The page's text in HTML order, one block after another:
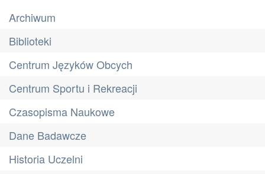
Archiwum
Biblioteki
Centrum Języków Obcych
Centrum Sportu i Rekreacji
Czasopisma Naukowe
Dane Badawcze
Historia Uczelni